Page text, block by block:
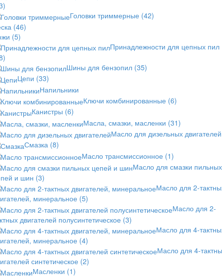
Головки триммерные (42)
(46)
(5)
Принадлежности для цепных пил
Шины для бензопил (35)
Цепи (33)
Напильники
Ключи комбинированные (6)
Канистры (6)
Масла, смазки, масленки (31)
Масло для дизельных двигателей
Смазка (8)
Масло трансмиссионное (1)
Масло для смазки пильных
и шин (3)
Масло для 2-
минеральное (5)
Масло для 2-
двигателей полусинтетическое (3)
Масло для 4-
минеральное (4)
Масло для 4-
синтетическое (2)
Масленки (1)